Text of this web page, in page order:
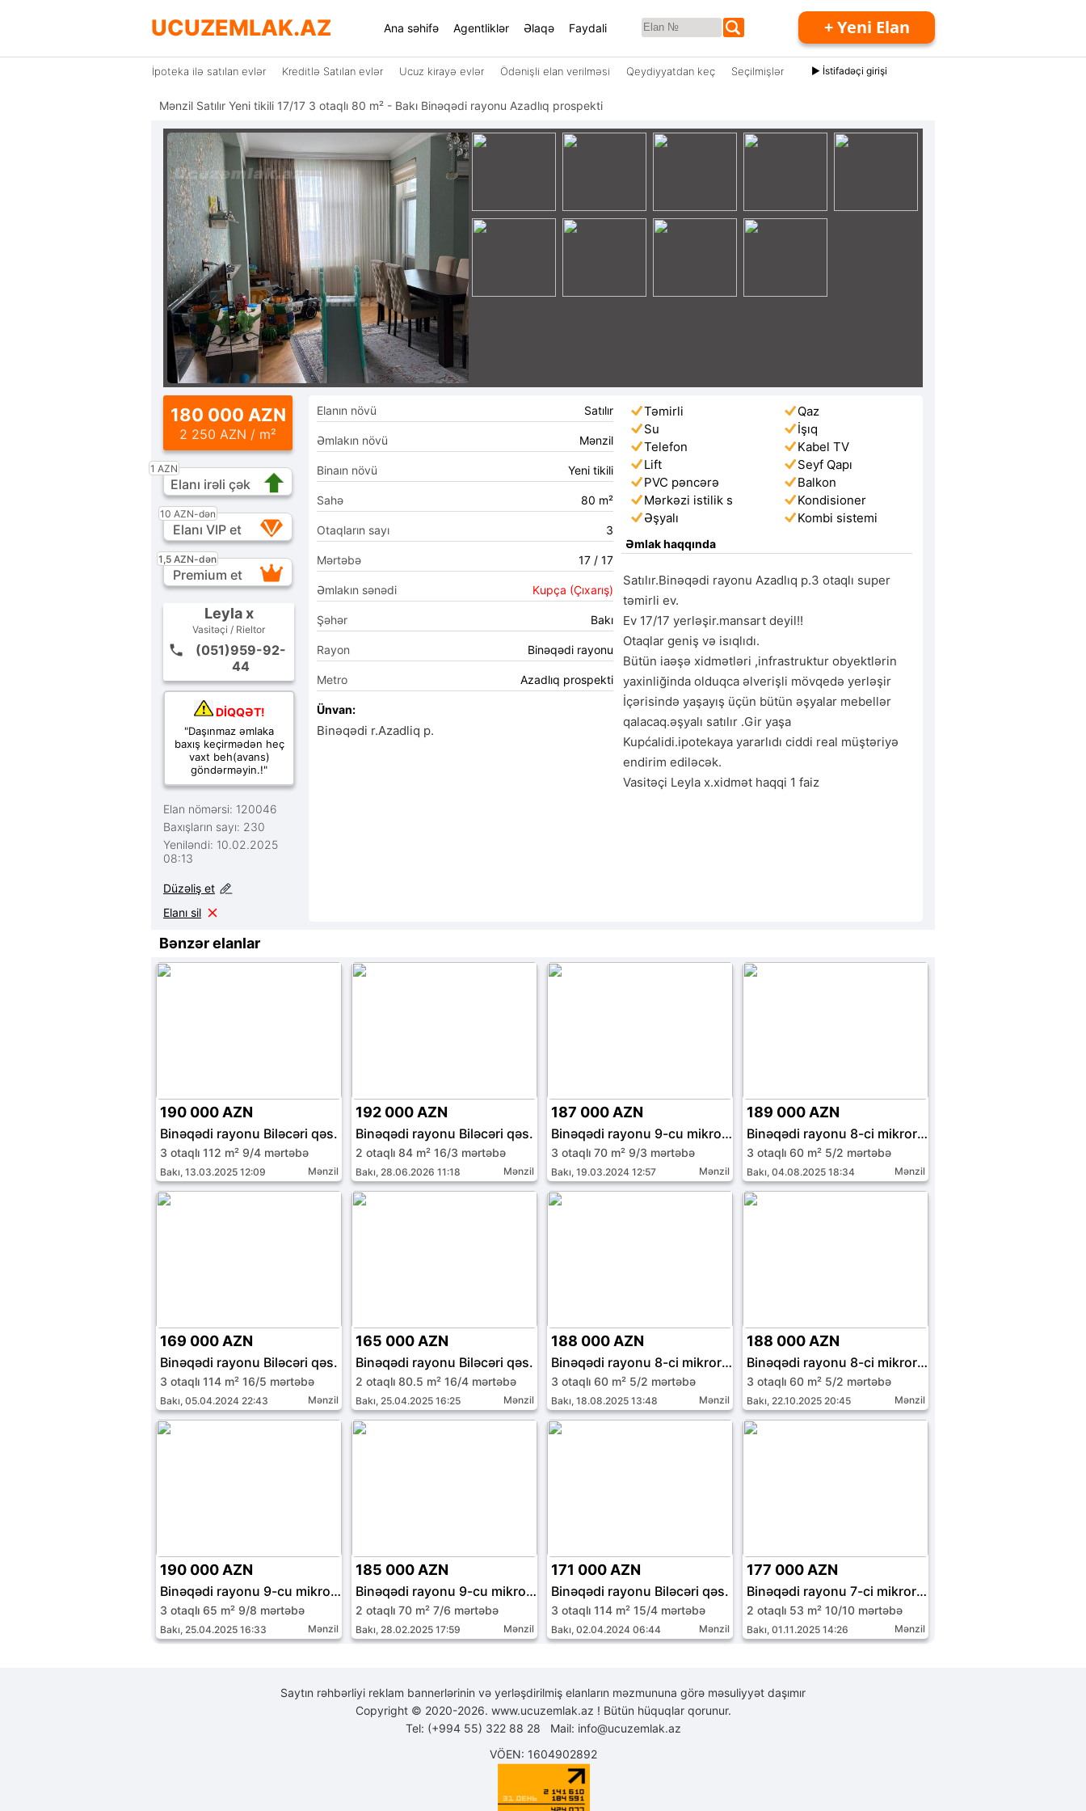
UCUZEMLAK.AZ Ana səhifə Agentliklər Əlaqə Faydali + Yeni Elan
İpoteka ilə satılan evlər Kreditlə Satılan evlər Ucuz kirayə evlər Ödənişli elan verilməsi Qeydiyyatdan keç Seçilmişlər ► İstifadəçi girişi
Mənzil Satılır Yeni tikili 17/17 3 otaqlı 80 m² - Bakı Binəqədi rayonu Azadlıq prospekti
180 000 AZN
2 250 AZN / m²
1 AZN
Elanı irəli çək
10 AZN-dən
Elanı VIP et
1,5 AZN-dən
Premium et
Leyla x
Vasitəçi / Rieltor
(051)959-92-
44
DİQQƏT!
"Daşınmaz əmlaka
baxış keçirmədən heç
vaxt beh(avans)
göndərməyin.!"
Elan nömərsi: 120046
Baxışların sayı: 230
Yeniləndi: 10.02.2025
08:13
Düzəliş et
Elanı sil
Elanın növü Satılır
Əmlakın növü Mənzil
Binaın növü Yeni tikili
Sahə 80 m²
Otaqların sayı 3
Mərtəbə 17 / 17
Əmlakın sənədi Kupça (Çıxarış)
Şəhər Bakı
Rayon Binəqədi rayonu
Metro Azadlıq prospekti
Ünvan:
Binəqədi r.Azadliq p.
Təmirli
Qaz
Su
İşıq
Telefon
Kabel TV
Lift
Seyf Qapı
PVC pəncərə
Balkon
Mərkəzi istilik s
Kondisioner
Əşyalı
Kombi sistemi
Əmlak haqqında
Satılır.Binəqədi rayonu Azadlıq p.3 otaqlı super
təmirli ev.
Ev 17/17 yerləşir.mansart deyil!!
Otaqlar geniş və isıqlıdı.
Bütün iaəşə xidmətləri ,infrastruktur obyektlərin
yaxinliğinda olduqca əlverişli mövqedə yerləşir
İçərisində yaşayış üçün bütün əşyalar mebellər
qalacaq.əşyalı satılır .Gir yaşa
Kupćalidi.ipotekaya yararlıdı ciddi real müştəriyə
endirim ediləcək.
Vasitəçi Leyla x.xidmət haqqi 1 faiz
Bənzər elanlar
190 000 AZN
Binəqədi rayonu Biləcəri qəs.
3 otaqlı 112 m² 9/4 mərtəbə
Bakı, 13.03.2025 12:09 Mənzil
192 000 AZN
Binəqədi rayonu Biləcəri qəs.
2 otaqlı 84 m² 16/3 mərtəbə
Bakı, 28.06.2026 11:18 Mənzil
187 000 AZN
Binəqədi rayonu 9-cu mikrorayon
3 otaqlı 70 m² 9/3 mərtəbə
Bakı, 19.03.2024 12:57 Mənzil
189 000 AZN
Binəqədi rayonu 8-ci mikrorayon
3 otaqlı 60 m² 5/2 mərtəbə
Bakı, 04.08.2025 18:34 Mənzil
169 000 AZN
Binəqədi rayonu Biləcəri qəs.
3 otaqlı 114 m² 16/5 mərtəbə
Bakı, 05.04.2024 22:43 Mənzil
165 000 AZN
Binəqədi rayonu Biləcəri qəs.
2 otaqlı 80.5 m² 16/4 mərtəbə
Bakı, 25.04.2025 16:25 Mənzil
188 000 AZN
Binəqədi rayonu 8-ci mikrorayon
3 otaqlı 60 m² 5/2 mərtəbə
Bakı, 18.08.2025 13:48 Mənzil
188 000 AZN
Binəqədi rayonu 8-ci mikrorayon
3 otaqlı 60 m² 5/2 mərtəbə
Bakı, 22.10.2025 20:45 Mənzil
190 000 AZN
Binəqədi rayonu 9-cu mikrorayon
3 otaqlı 65 m² 9/8 mərtəbə
Bakı, 25.04.2025 16:33 Mənzil
185 000 AZN
Binəqədi rayonu 9-cu mikrorayon
2 otaqlı 70 m² 7/6 mərtəbə
Bakı, 28.02.2025 17:59 Mənzil
171 000 AZN
Binəqədi rayonu Biləcəri qəs.
3 otaqlı 114 m² 15/4 mərtəbə
Bakı, 02.04.2024 06:44 Mənzil
177 000 AZN
Binəqədi rayonu 7-ci mikrorayon
2 otaqlı 53 m² 10/10 mərtəbə
Bakı, 01.11.2025 14:26 Mənzil
Saytın rəhbərliyi reklam bannerlərinin və yerləşdirilmiş elanların məzmununa görə məsuliyyət daşımır
Copyright © 2020-2026. www.ucuzemlak.az ! Bütün hüquqlar qorunur.
Tel: (+994 55) 322 88 28 Mail: info@ucuzemlak.az
VÖEN: 1604902892